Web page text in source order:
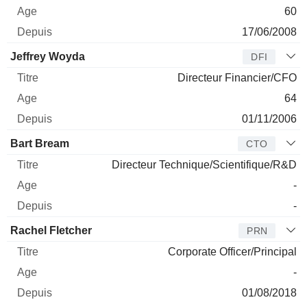
60
17/06/2008
Jeffrey Woyda DFI
Directeur Financier/CFO
64
01/11/2006
Bart Bream CTO
Directeur Technique/Scientifique/R&D
-
-
Rachel Fletcher PRN
Corporate Officer/Principal
-
01/08/2018